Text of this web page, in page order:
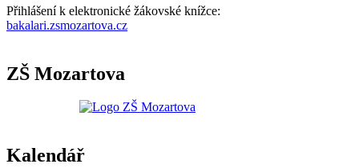
Přihlášení k elektronické žákovské knížce:
bakalari.zsmozartova.cz
ZŠ Mozartova
Kalendář